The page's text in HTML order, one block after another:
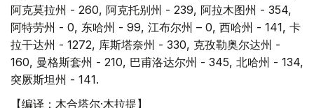
阿克莫拉州 - 260, 阿克托别州 - 239, 阿拉木图州 - 354,
阿特劳州 - 0, 东哈州 - 99, 江布尔州 – 0, 西哈州 - 141, 卡
拉干达州 - 1272, 库斯塔奈州 - 330, 克孜勒奥尔达州 -
160, 曼格斯套州 - 210, 巴甫洛达尔州 - 345, 北哈州 - 134,
突厥斯坦州 - 141.
【编译：木合塔尔·木拉提】